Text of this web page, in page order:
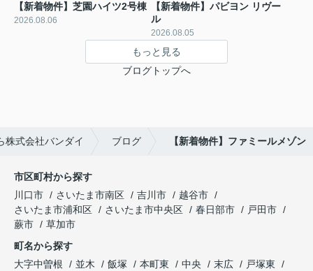
【新着物件】芝園ハイツ2号棟
2026.08.06
【新着物件】パビヨン リヴー
ル
2026.08.05
もっと見る
ブログトップへ
株式会社バンダイ ブログ 【新着物件】ファミールメゾン
市区町村から探す
川口市
さいたま市南区 吉川市
越谷市
さいたま市浦和区
さいたま市中央区 春日部市
戸田市
蕨市
草加市
町名から探す
大字中曽根
並木 飯塚 本町東 中央 末広
戸塚東